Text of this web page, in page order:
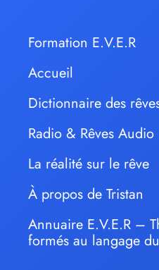
Formation E.V.E.R
Accueil
Dictionnaire des
Radio & Rêves Audio
La réalité sur le rêve
À propos de Tristan
Annuaire E.V.E.R –
formés au langage